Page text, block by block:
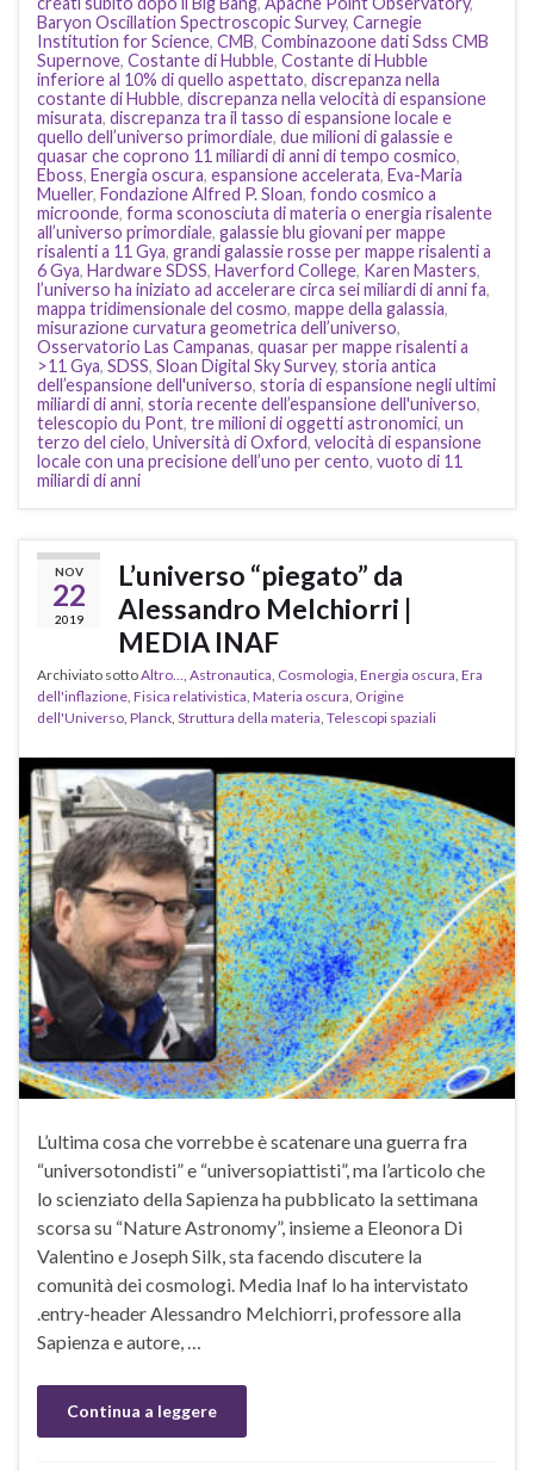
Baryon Oscillation Spectroscopic Survey, Carnegie
Institution for Science, CMB, Combinazoone dati Sdss CMB
Supernove, Costante di Hubble, Costante di Hubble
inferiore al 10% di quello aspettato, discrepanza nella
costante di Hubble, discrepanza nella velocità di espansione
misurata, discrepanza tra il tasso di espansione locale e
quello dell’universo primordiale, due milioni di galassie e
quasar che coprono 11 miliardi di anni di tempo cosmico,
Eboss, Energia oscura, espansione accelerata, Eva-Maria
Mueller, Fondazione Alfred P. Sloan, fondo cosmico a
microonde, forma sconosciuta di materia o energia risalente
all’universo primordiale, galassie blu giovani per mappe
risalenti a 11 Gya, grandi galassie rosse per mappe risalenti a
6 Gya, Hardware SDSS, Haverford College, Karen Masters,
l’universo ha iniziato ad accelerare circa sei miliardi di anni fa,
mappa tridimensionale del cosmo, mappe della galassia,
misurazione curvatura geometrica dell’universo,
Osservatorio Las Campanas, quasar per mappe risalenti a
>11 Gya, SDSS, Sloan Digital Sky Survey, storia antica
dell’espansione dell'universo, storia di espansione negli ultimi
miliardi di anni, storia recente dell’espansione dell'universo,
telescopio du Pont, tre milioni di oggetti astronomici, un
terzo del cielo, Università di Oxford, velocità di espansione
locale con una precisione dell’uno per cento, vuoto di 11
miliardi di anni
NOV
22
2019
L’universo “piegato” da
Alessandro Melchiorri |
MEDIA INAF
Archiviato sottoAltro... Astronautica Cosmologia Energia oscura Era
dell'inflazione Fisica relativistica Materia oscura Origine
dell'Universo Planck Struttura della materia Telescopi spaziali
L’ultima cosa che vorrebbe è scatenare una guerra fra
“universotondisti” e “universopiattisti”, ma l’articolo che
lo scienziato della Sapienza ha pubblicato la settimana
scorsa su “Nature Astronomy”, insieme a Eleonora Di
Valentino e Joseph Silk, sta facendo discutere la
comunità dei cosmologi. Media Inaf lo ha intervistato
.entry-header Alessandro Melchiorri, professore alla
Sapienza e autore, …
Continua a leggere